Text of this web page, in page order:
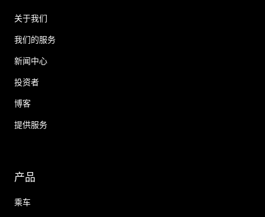
关于我们
我们的服务
新闻中心
投资者
博客
提供服务
产品
乘车